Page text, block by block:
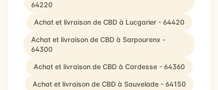
64220
Achat et livraison de CBD à Lucgarier - 64420
Achat et livraison de CBD à Sarpourenx -
64300
Achat et livraison de CBD à Cardesse - 64360
Achat et livraison de CBD à Sauvelade - 64150